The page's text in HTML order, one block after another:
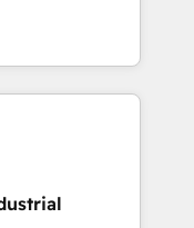
行を設計・実装。
をまたぐDX×AI変
略設
and
turn
into meaningful
than just
why we lean
make a